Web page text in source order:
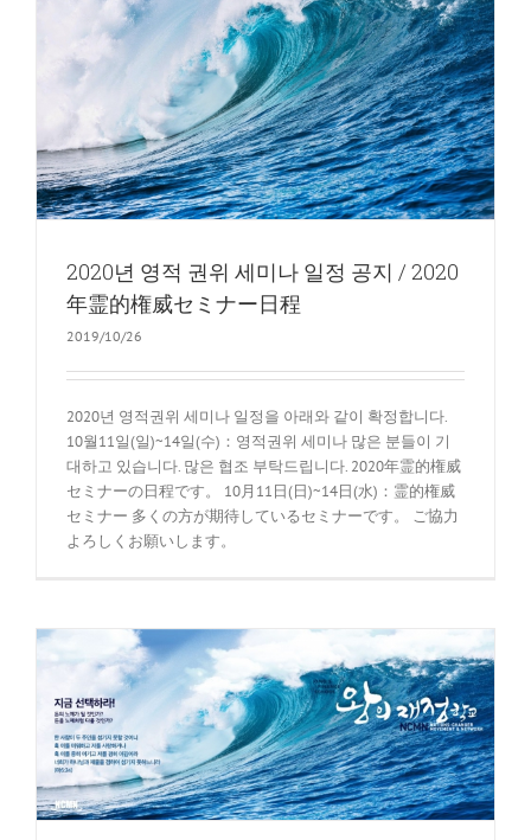
2020년 영적 권위 세미나 일정 공지 / 2020
年霊的権威セミナー日程
2019/10/26
2020년 영적권위 세미나 일정을 아래와 같이 확정합니다.
10월11일(일)~14일(수)：영적권위 세미나 많은 분들이 기
대하고 있습니다. 많은 협조 부탁드립니다. 2020年霊的権威
セミナーの日程です。 10月11日(日)~14日(水)：霊的権威
セミナー 多くの方が期待しているセミナーです。 ご協力
よろしくお願いします。